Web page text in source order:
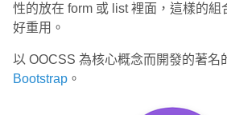
性的放在 form 或 list 裡面，這樣的組
好重用。
以 OOCSS 為核心概念而開發的著名
Bootstrap 。